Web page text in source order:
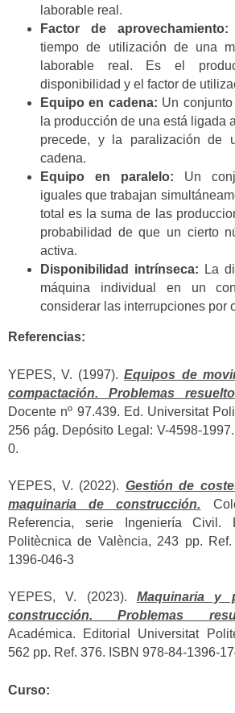
laborable real.
Factor de aprovechamiento:
tiempo de utilización de una
laborable real. Es el
disponibilidad y el factor de
Equipo en cadena: Un
la producción de una está ligada
precede, y la paralización de
cadena.
Equipo en paralelo: Un
iguales que trabajan
total es la suma de las
probabilidad de que un cierto
activa.
Disponibilidad intrínseca: La
máquina individual en un
considerar las interrupciones por
Referencias:
YEPES, V. (1997).Equipos de
compactación. Problemas
Docente nº 97.439. Ed. Universitat
256 pág. Depósito Legal: V-4598-
0.
YEPES, V. (2022). Gestión de
maquinaria de construcción.
Referencia, serie Ingeniería Civil.
Politècnica de València, 243 pp.
1396-046-3
YEPES, V. (2023). Maquinaria y
construcción. Problemas
Académica. Editorial Universitat
562 pp. Ref. 376. ISBN 978-84-1396-
Curso: